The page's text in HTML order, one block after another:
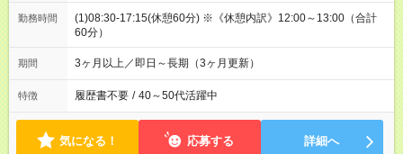
勤務時間
(1)08:30-17:15(休憩60分) ※《休憩内訳》12:00～13:00（合計
60分）
期間 3ヶ月以上／即日～長期（3ヶ月更新）
特徴 履歴書不要 / 40～50代活躍中
気になる！ 応募する 詳細へ